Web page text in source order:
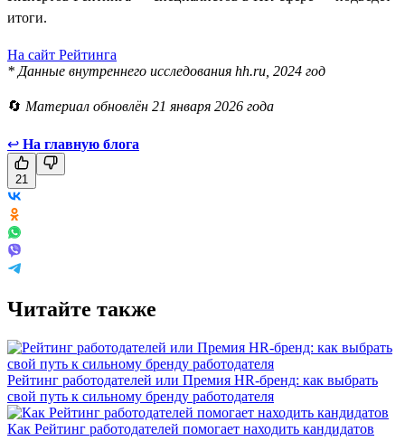
итоги.
На сайт Рейтинга
* Данные внутреннего исследования hh.ru, 2024 год
🔄 Материал обновлён 21 января 2026 года
↩ На главную блога
21
Читайте также
Рейтинг работодателей или Премия HR-бренд: как выбрать
свой путь к сильному бренду работодателя
Как Рейтинг работодателей помогает находить кандидатов